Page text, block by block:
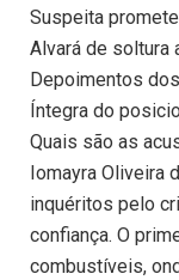
Suspeita
Alvará de soltura
Depoimentos
Íntegra do
Quais são as
Iomayra Oliveira
inquéritos pelo
confiança. O
combustíveis,